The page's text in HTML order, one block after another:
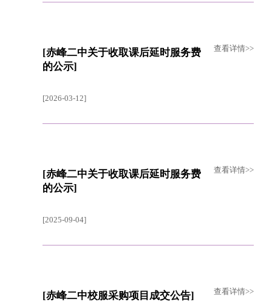
[赤峰二中关于收取课后延时服务费
的公示]
查看详情>>
[2026-03-12]
[赤峰二中关于收取课后延时服务费
的公示]
查看详情>>
[2025-09-04]
[赤峰二中校服采购项目成交公告] 查看详情>>